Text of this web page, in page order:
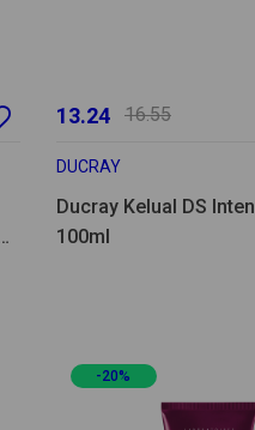
13.24 16.55
DUCRAY
Ducray Kelual DS
100ml
-20%